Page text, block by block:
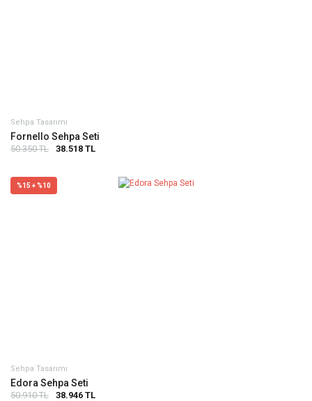
Sehpa Tasarımı
Fornello Sehpa Seti
50.350 TL 38.518 TL
%15 + %10
Sehpa Tasarımı
Edora Sehpa Seti
50.910 TL 38.946 TL